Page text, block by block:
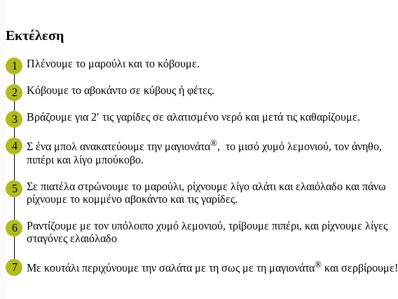
Εκτέλεση
Πλένουμε το μαρούλι και το κόβουμε.
Κόβουμε το αβοκάντο σε κύβους ή φέτες.
Βράζουμε για 2′ τις γαρίδες σε αλατισμένο νερό και μετά τις καθαρίζουμε.
Σ ένα μπολ ανακατεύουμε την μαγιονάτα®, το μισό χυμό λεμονιού, τον άνηθο,
πιπέρι και λίγο μπούκοβο.
Σε πιατέλα στρώνουμε το μαρούλι, ρίχνουμε λίγο αλάτι και ελαιόλαδο και πάνω
ρίχνουμε το κομμένο αβοκάντο και τις γαρίδες.
Ραντίζουμε με τον υπόλοιπο χυμό λεμονιού, τρίβουμε πιπέρι, και ρίχνουμε λίγες
σταγόνες ελαιόλαδο
Με κουτάλι περιχύνουμε την σαλάτα με τη σως με τη μαγιονάτα® και σερβίρουμε!